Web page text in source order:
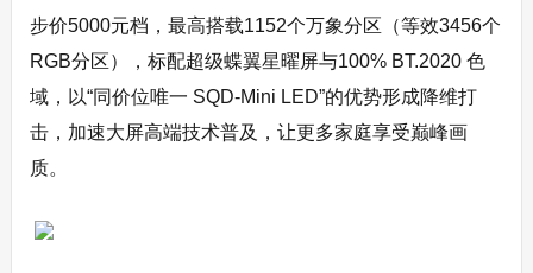
步价5000元档，最高搭载1152个万象分区（等效3456个
RGB分区），标配超级蝶翼星曜屏与100% BT.2020 色
域，以“同价位唯一 SQD-Mini LED”的优势形成降维打
击，加速大屏高端技术普及，让更多家庭享受巅峰画
质。